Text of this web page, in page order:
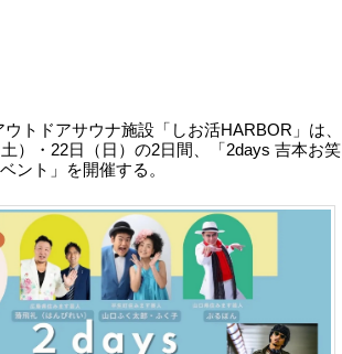
トドアサウナ施設「しお活HARBOR」は、
）・22日（日）の2日間、「2days 吉本お笑
ント」を開催する。